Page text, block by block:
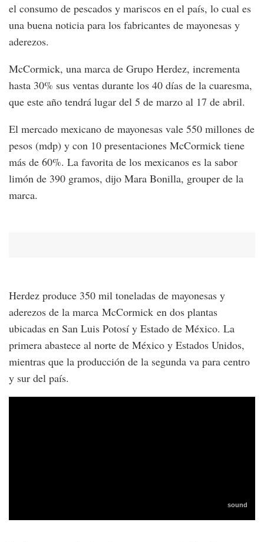
el consumo de pescados y mariscos en el país, lo cual es
una buena noticia para los fabricantes de mayonesas y
aderezos.
McCormick, una marca de Grupo Herdez, incrementa
hasta 30% sus ventas durante los 40 días de la cuaresma,
que este año tendrá lugar del 5 de marzo al 17 de abril.
El mercado mexicano de mayonesas vale 550 millones de
pesos (mdp) y con 10 presentaciones McCormick tiene
más de 60%. La favorita de los mexicanos es la sabor
limón de 390 gramos, dijo Mara Bonilla, grouper de la
marca.
Herdez produce 350 mil toneladas de mayonesas y
aderezos de la marca McCormick en dos plantas
ubicadas en San Luis Potosí y Estado de México. La
primera abastece al norte de México y Estados Unidos,
mientras que la producción de la segunda va para centro
y sur del país.